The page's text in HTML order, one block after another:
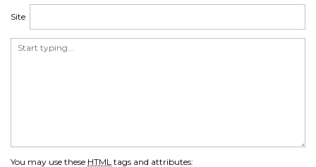
You may use these HTML tags and attributes:
Site